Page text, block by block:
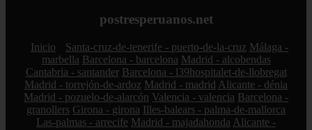
postresperuanos.net
Inicio Santa-cruz-de-tenerife - puerto-de-la-cruz Málaga -
marbella Barcelona - barcelona Madrid - alcobendas
Cantabria - santander Barcelona - l39hospitalet-de-llobregat
Madrid - torrejón-de-ardoz Madrid - madrid Alicante - dénia
Madrid - pozuelo-de-alarcón Valencia - valencia Barcelona -
granollers Girona - girona Illes-balears - palma-de-mallorca
Las-palmas - arrecife Madrid - majadahonda Alicante -